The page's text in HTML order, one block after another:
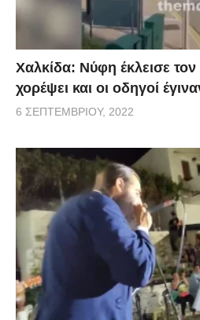
Χαλκίδα: Νύφη έκλεισε
χορέψει και οι οδηγοί
6 ΣΕΠΤΕΜΒΡΊΟΥ, 2022